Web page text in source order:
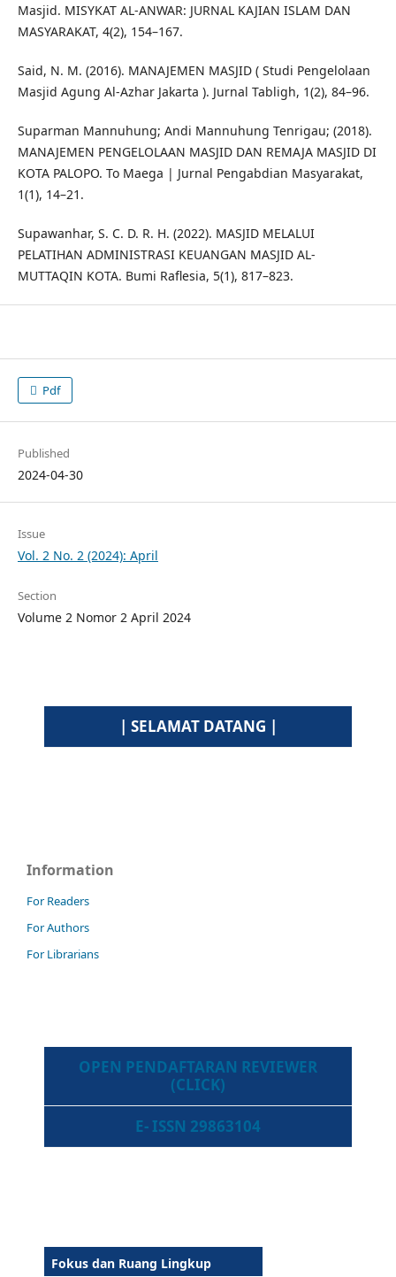
Masjid. MISYKAT AL-ANWAR: JURNAL KAJIAN ISLAM DAN
MASYARAKAT, 4(2), 154–167.
Said, N. M. (2016). MANAJEMEN MASJID ( Studi Pengelolaan
Masjid Agung Al-Azhar Jakarta ). Jurnal Tabligh, 1(2), 84–96.
Suparman Mannuhung; Andi Mannuhung Tenrigau; (2018).
MANAJEMEN PENGELOLAAN MASJID DAN REMAJA MASJID DI
KOTA PALOPO. To Maega | Jurnal Pengabdian Masyarakat,
1(1), 14–21.
Supawanhar, S. C. D. R. H. (2022). MASJID MELALUI
PELATIHAN ADMINISTRASI KEUANGAN MASJID AL-
MUTTAQIN KOTA. Bumi Raflesia, 5(1), 817–823.
Pdf
Published
2024-04-30
Issue
Vol. 2 No. 2 (2024): April
Section
Volume 2 Nomor 2 April 2024
| SELAMAT DATANG |
Information
For Readers
For Authors
For Librarians
OPEN PENDAFTARAN REVIEWER
(CLICK)
E- ISSN 29863104
Fokus dan Ruang Lingkup